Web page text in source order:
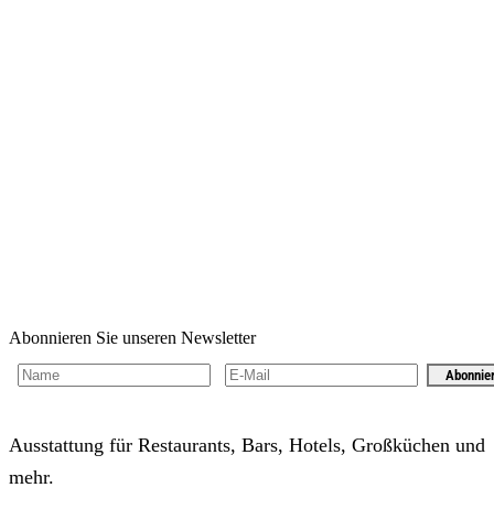
Abonnieren Sie unseren Newsletter
Ausstattung für Restaurants, Bars, Hotels, Großküchen und
mehr.